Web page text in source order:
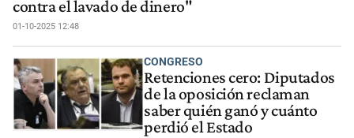
contra el lavado de dinero"
01-10-2025 12:48
CONGRESO
Retenciones cero: Diputados
de la oposición reclaman
saber quién ganó y cuánto
perdió el Estado